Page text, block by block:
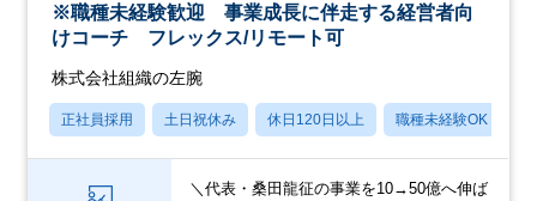
※職種未経験歓迎 事業成長に伴走する経営者向
けコーチ フレックス/リモート可
株式会社組織の左腕
正社員採用 土日祝休み 休日120日以上 職種未経験OK
＼代表・桑田龍征の事業を10→50億へ伸ば